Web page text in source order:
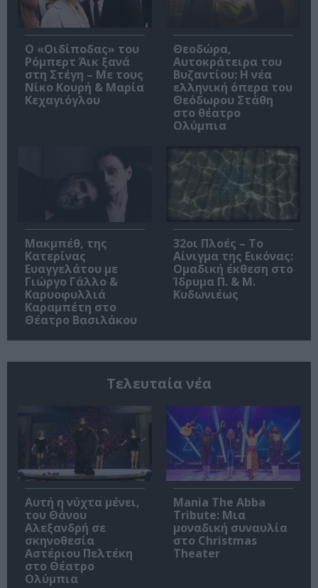
O «Οιδίποδας» του
Ρόμπερτ Άικ ξανά
στη Στέγη – Με τους
Νίκο Κουρή & Μαρία
Κεχαγιόγλου
Θεοδώρα,
Αυτοκράτειρα του
Βυζαντίου: Η νέα
ελληνική όπερα του
Θεόδωρου Στάθη
στο θέατρο
Ολύμπια
Μακμπέθ, της
Κατερίνας
Ευαγγελάτου με
Γιώργο Γάλλο &
Καρυοφυλλιά
Καραμπέτη στο
Θέατρο Βασιλάκου
32οι Πλοές – Το
Αίνιγμα της Εικόνας:
Ομαδική έκθεση στο
Ίδρυμα Π. & Μ.
Κυδωνιέως
Τελευταία νέα
Αυτή η νύχτα μένει,
του Θάνου
Αλεξανδρή σε
σκηνοθεσία
Αστέριου Πελτέκη
στο Θέατρο
Ολύμπια
Mania The Abba
Tribute: Μια
μοναδική συναυλία
στο Christmas
Theater